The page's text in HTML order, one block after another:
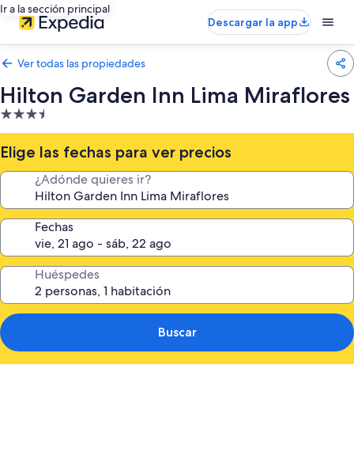
Ir a la sección principal
Descargar la app
Ver todas las propiedades
Hilton Garden Inn Lima Miraflores
Propiedad
de
3.5
estrellas
Elige las fechas para ver precios
¿Adónde quieres ir?
Fechas
Huéspedes
Buscar